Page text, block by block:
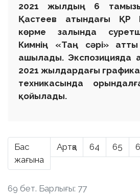
2021 жылдың 6
Қастеев атындағы
көрме залында
Кимнің «Таң сәрі»
ашылады. Экспозицияда
2021 жылдардағы
техникасында
қойылады.
Бас
жағына
Артқа 64 65
69 бет. Барлығы: 77